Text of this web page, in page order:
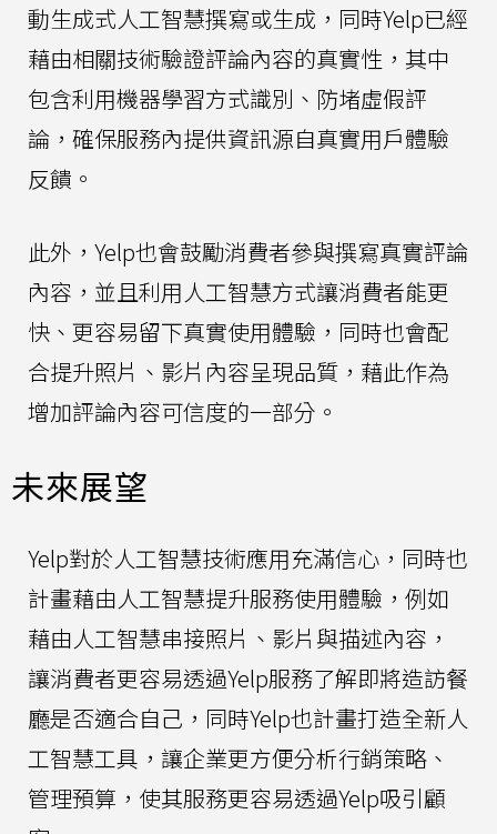
動生成式人工智慧撰寫或生成，同時Yelp已經
藉由相關技術驗證評論內容的真實性，其中
包含利用機器學習方式識別、防堵虛假評
論，確保服務內提供資訊源自真實用戶體驗
反饋。
此外，Yelp也會鼓勵消費者參與撰寫真實評論
內容，並且利用人工智慧方式讓消費者能更
快、更容易留下真實使用體驗，同時也會配
合提升照片、影片內容呈現品質，藉此作為
增加評論內容可信度的一部分。
未來展望
Yelp對於人工智慧技術應用充滿信心，同時也
計畫藉由人工智慧提升服務使用體驗，例如
藉由人工智慧串接照片、影片與描述內容，
讓消費者更容易透過Yelp服務了解即將造訪餐
廳是否適合自己，同時Yelp也計畫打造全新人
工智慧工具，讓企業更方便分析行銷策略、
管理預算，使其服務更容易透過Yelp吸引顧